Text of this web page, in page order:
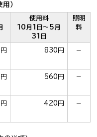
）
使用料
10月1日～5月
31日
照明
料
830円 －
560円 －
420円 －